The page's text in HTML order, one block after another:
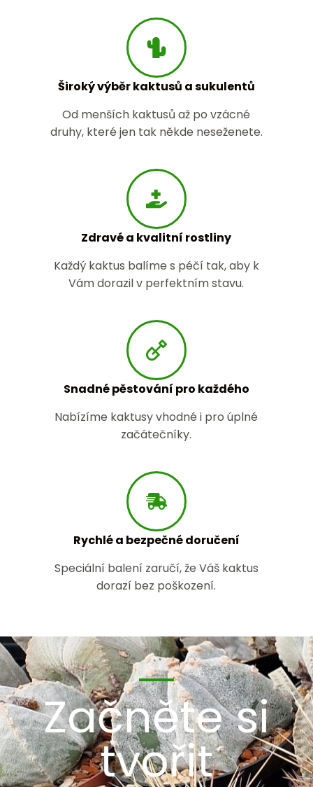
Široký výběr kaktusů a sukulentů
Od menších kaktusů až po vzácné
druhy, které jen tak někde neseženete.
Zdravé a kvalitní rostliny
Každý kaktus balíme s péčí tak, aby k
Vám dorazil v perfektním stavu.
Snadné pěstování pro každého
Nabízíme kaktusy vhodné i pro úplné
začátečníky.
Rychlé a bezpečné doručení
Speciální balení zaručí, že Váš kaktus
dorazí bez poškození.
Začněte si
tvořit